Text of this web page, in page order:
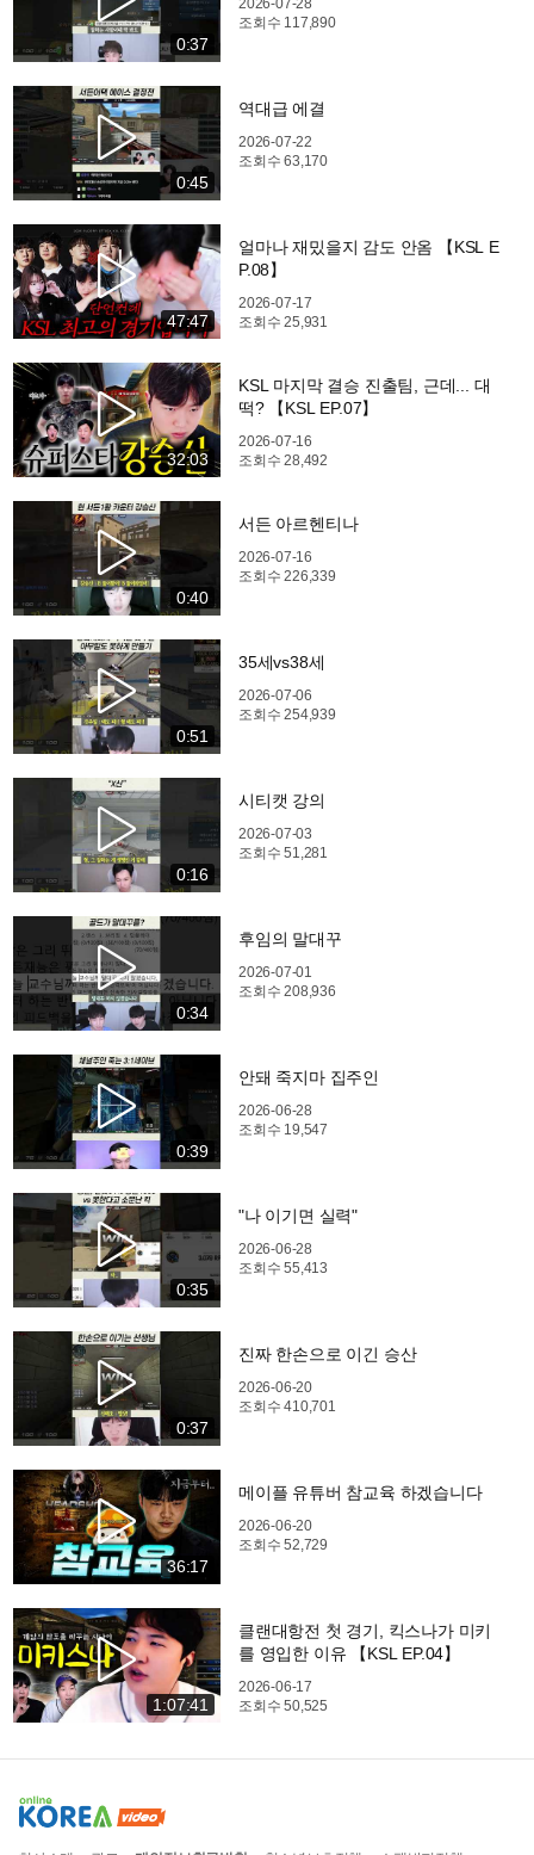
0:37
2026-07-28
조회수 117,890
0:45
역대급 에결
2026-07-22
조회수63,170
47:47
얼마나 재밌을지 감도 안옴 【KSL E
P.08】
2026-07-17
조회수25,931
32:03
KSL 마지막 결승 진출팀, 근데... 대
떡? 【KSL EP.07】
2026-07-16
조회수28,492
0:40
서든 아르헨티나
2026-07-16
조회수226,339
0:51
35세vs38세
2026-07-06
조회수254,939
0:16
시티캣 강의
2026-07-03
조회수51,281
0:34
후임의 말대꾸
2026-07-01
조회수208,936
0:39
안돼 죽지마 집주인
2026-06-28
조회수 19,547
0:35
"나 이기면 실력"
2026-06-28
조회수55,413
0:37
진짜 한손으로 이긴 승산
2026-06-20
조회수410,701
36:17
메이플 유튜버 참교육 하겠습니다
2026-06-20
조회수52,729
1:07:41
클랜대항전 첫 경기, 킥스나가 미키
를 영입한 이유 【KSL EP.04】
2026-06-17
조회수50,525